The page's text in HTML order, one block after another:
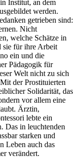
Institut, an dem
werden.
getrieben sind:
Nicht
welche Schätze in
sie für ihre Arbeit
ein und die
Pädagogik für
Welt nicht zu sich
der Prostituierten
Solidarität, das
vor allem eine
Ärztin,
lebte ein
Das in leuchtenden
starken und
Leben auch das
verändert.